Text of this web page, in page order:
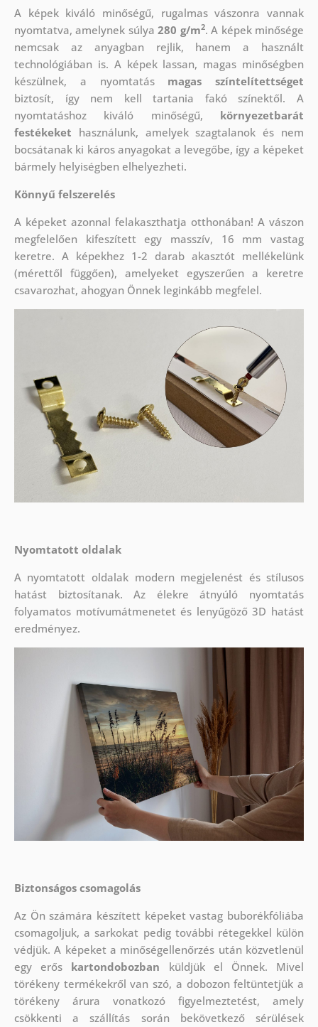
A képek kiváló minőségű, rugalmas vászonra vannak
nyomtatva, amelynek súlya280 g/m2. A képek minősége
nemcsak az anyagban rejlik, hanem a használt
technológiában is. A képek lassan, magas minőségben
készülnek, a nyomtatás magas színtelítettséget
biztosít, így nem kell tartania fakó színektől. A
nyomtatáshoz kiváló minőségű, környezetbarát
festékeket használunk, amelyek szagtalanok és nem
bocsátanak ki káros anyagokat a levegőbe, így a képeket
bármely helyiségben elhelyezheti.
Könnyű felszerelés
A képeket azonnal felakaszthatja otthonában! A vászon
megfelelően kifeszített egy masszív, 16 mm vastag
keretre. A képekhez 1-2 darab akasztót mellékelünk
(mérettől függően), amelyeket egyszerűen a keretre
csavarozhat, ahogyan Önnek leginkább megfelel.
Nyomtatott oldalak
A nyomtatott oldalak modern megjelenést és stílusos
hatást biztosítanak. Az élekre átnyúló nyomtatás
folyamatos motívumátmenetet és lenyűgöző 3D hatást
eredményez.
Biztonságos csomagolás
Az Ön számára készített képeket vastag buborékfóliába
csomagoljuk, a sarkokat pedig további rétegekkel külön
védjük.A képeket a minőségellenőrzés után közvetlenül
egy erős kartondobozban küldjük el Önnek. Mivel
törékeny termékekről van szó, a dobozon feltüntetjük a
törékeny árura vonatkozó figyelmeztetést, amely
csökkenti a szállítás során bekövetkező sérülések